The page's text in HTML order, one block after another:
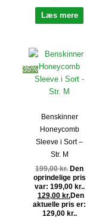
Læs mere
35%
Benskinner
Honeycomb
Sleeve i Sort –
Str. M
199,00kr. Den
oprindelige pris
var: 199,00 kr..
129,00 kr.Den
aktuelle pris er:
129,00 kr..